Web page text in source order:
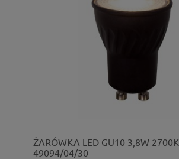
ŻARÓWKA LED GU10 3,8W 2700K
49094/04/30